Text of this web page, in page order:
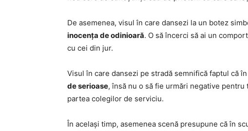
De asemenea, visul în care dansezi la un botez
inocența de odinioară. O să încerci să ai un
cu cei din jur.
Visul în care dansezi pe stradă semnifică faptul că
de serioase, însă nu o să fie urmări negative
partea colegilor de serviciu.
În același timp, asemenea scenă presupune că în